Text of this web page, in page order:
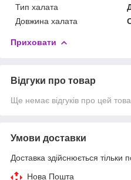
Тип халата
Довжина халата
Приховати
Відгуки про товар
Ще немає відгуків про цей
Умови доставки
Доставка здійснюється тільки
Нова Пошта